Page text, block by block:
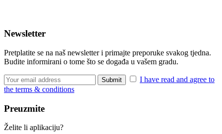
Newsletter
Pretplatite se na naš newsletter i primajte preporuke svakog tjedna.
Budite informirani o tome što se događa u vašem gradu.
I have read and agree to
the terms & conditions
Preuzmite
Želite li aplikaciju?